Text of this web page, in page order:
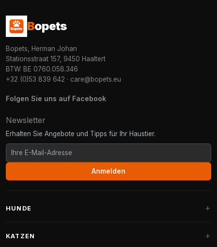
Bopets
Bopets, Herman Johan
Stationsstraat 157, 9450 Haaltert
BTW: BE 0760.058.346
+32 (0)53 839 642 · care@bopets.eu
Folgen Sie uns auf Facebook
Newsletter
Erhalten Sie Angebote und Tipps für Ihr Haustier.
Anmelden
HUNDE
KATZEN